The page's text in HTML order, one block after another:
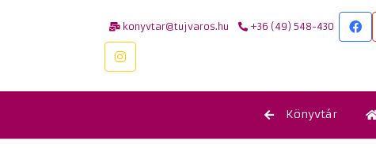
konyvtar@tujvaros.hu +36 (49) 548-430
Könyvtár